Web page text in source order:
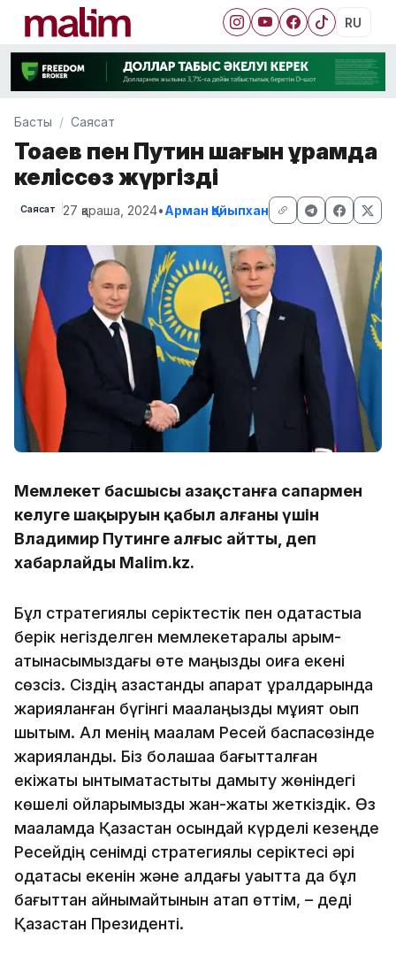
RU
Басты Саясат
Тоқаев пен Путин шағын құрамда
келіссөз жүргізді
Саясат 27 қараша, 2024•Арман Қайыпхан
Мемлекет басшысы Қазақстанға сапармен
келуге шақыруын қабыл алғаны үшін
Владимир Путинге алғыс айтты, деп
хабарлайды Malim.kz.
Бұл стратегиялық серіктестік пен одақтастыққа
берік негізделген мемлекетаралық қарым-
қатынасымыздағы өте маңызды оқиға екені
сөзсіз. Сіздің қазақстандық ақпарат құралдарында
жарияланған бүгінгі мақалаңызды мұқият оқып
шықтым. Ал менің мақалам Ресей баспасөзінде
жарияланды. Біз болашаққа бағытталған
екіжақты ынтымақтастықты дамыту жөніндегі
көшелі ойларымызды жан-жақты жеткіздік. Өз
мақаламда Қазақстан осындай күрделі кезеңде
Ресейдің сенімді стратегиялық серіктесі әрі
одақтасы екенін және алдағы уақытта да бұл
бағыттан айнымайтынын атап өттім, – деді
Қазақстан Президенті.